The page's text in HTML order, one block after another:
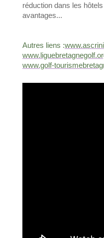
réduction dans les
avantages...
Autres liens :
www.golf-